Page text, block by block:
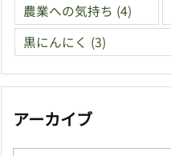
農業への気持ち (4)
黒にんにく (3)
アーカイブ